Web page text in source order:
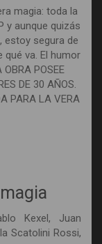
magia: toda la
y aunque quizás
estoy segura de
va. El humor
POSEE
DE 30 AÑOS.
PARA LA VERA
Kexel, Juan
Scatolini Rossi,